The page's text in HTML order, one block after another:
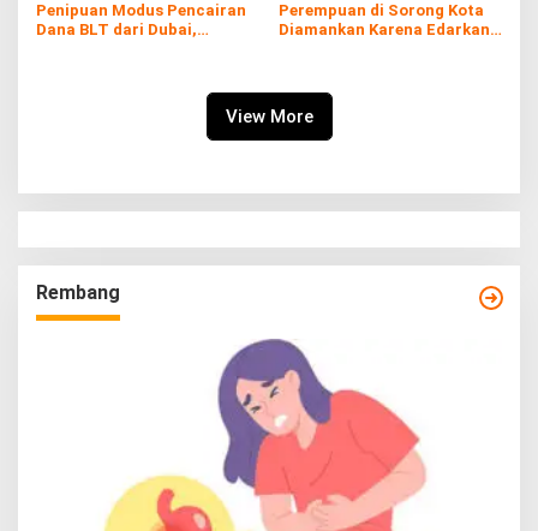
Penipuan Modus Pencairan
Dana BLT dari Dubai,
Perempuan di Sorong Kota
Diamankan Karena Edarkan
View More
Rembang